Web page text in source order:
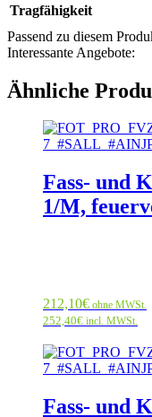
Tragfähigkeit
Passend zu diesem
Interessante Angebote:
Ähnliche
Fass- und
1/M,
212,10€ ohne MWSt.
252,40€ incl. MWSt.
Fass- und